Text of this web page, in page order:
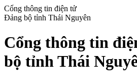
Cổng thông tin điện tử
Đảng bộ tỉnh Thái Nguyên
Cổng thông tin
bộ tỉnh Thái